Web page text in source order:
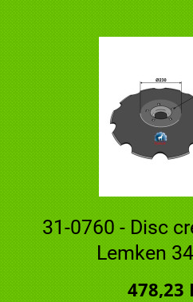
31-0760 - Disc
Lemken
478,23